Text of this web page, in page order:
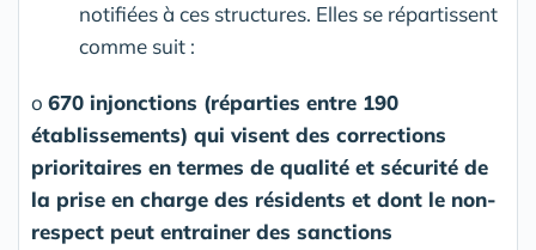
notifiées à ces structures. Elles se répartissent
comme suit :
o 670 injonctions (réparties entre 190
établissements) qui visent des corrections
prioritaires en termes de qualité et sécurité de
la prise en charge des résidents et dont le non-
respect peut entrainer des sanctions